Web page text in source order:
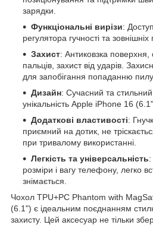
зарядки.
Функціональні вирізи:
регулятора гучності та зовнішніх
Захист: Антиковзка поверхня,
пальців, захист від ударів.
для запобігання попаданню пилу.
Дизайн: Сучасний та
унікальність Apple iPhone 16
Додаткові властивості:
приємний на дотик, не
при тривалому використанні.
Легкість та універсальність
розміри і вагу телефону, легко
знімається.
Чохол TPU+PC Phantom with
(6.1") є ідеальним поєднанням
захисту. Цей аксесуар не тільки